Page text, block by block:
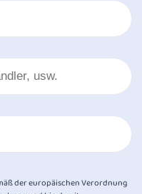
der europäischen Verordnung